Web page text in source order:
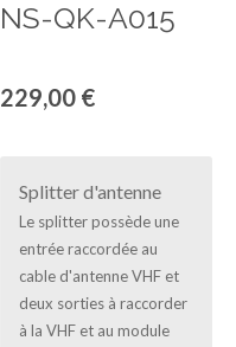
NS-QK-A015
229,00 €
Splitter d'antenne
Le splitter possède une
entrée raccordée au
cable d'antenne VHF et
deux sorties à raccorder
à la VHF et au module